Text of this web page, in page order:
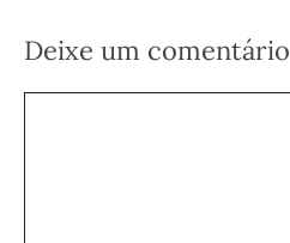
Deixe um comentário